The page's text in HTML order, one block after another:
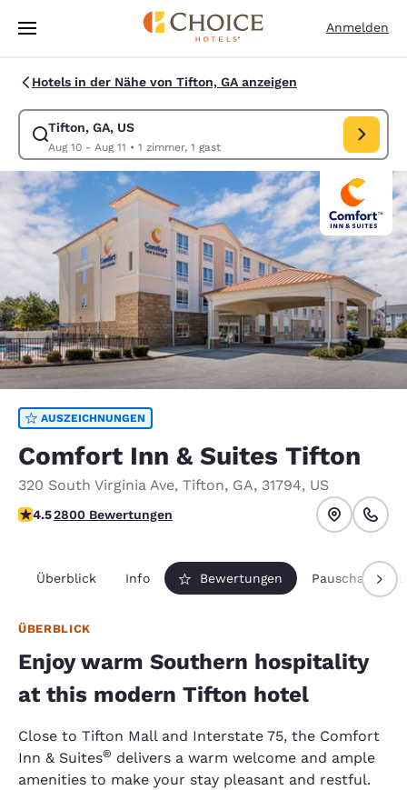
Weiter Zu Hauptinhalt
Anmelden
Hotels in der Nähe von Tifton, GA anzeigen
Tifton, GA, US
Aug 10 - Aug 11 • 1 zimmer, 1 gast
Suche für Tifton, GA, US ändern. Check-in-Datum Aug 10, Check-out-
AUSZEICHNUNGEN
Comfort Inn & Suites Tifton
320 South Virginia Ave, Tifton, GA, 31794, US
4.53-Sterne-Bewertung. Hervorragend.
4.52800 Bewertungen
Überblick Info Bewertungen
ÜBERBLICK
Enjoy warm Southern hospitality
at this modern Tifton hotel
Close to Tifton Mall and Interstate 75, the Comfort
Inn & Suites® delivers a warm welcome and ample
amenities to make your stay pleasant and restful.